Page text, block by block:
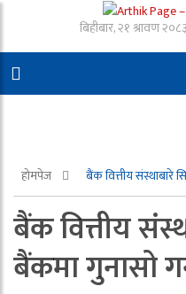
बिहीबार, २१ श्रावण २०८३
होमपेज बैंक वित्तीय संस्थाबारे
बैंक वित्तीय
बैंकमा गुनासो